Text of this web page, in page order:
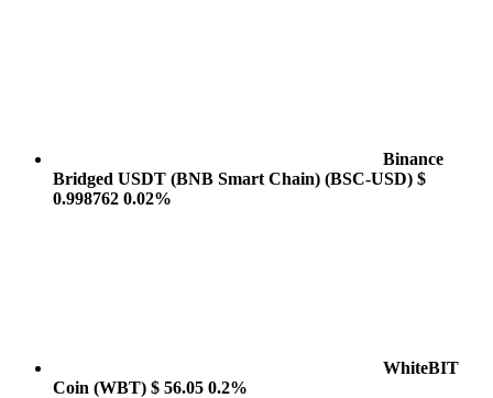
Binance
Bridged USDT (BNB Smart Chain) (BSC-USD) $
0.998762 0.02%
WhiteBIT
Coin (WBT) $ 56.05 0.2%